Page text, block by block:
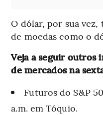
O dólar, por sua vez,
de moedas como o
Veja a seguir outros
de mercados na
Futuros do S&P
a.m. em Tóquio.